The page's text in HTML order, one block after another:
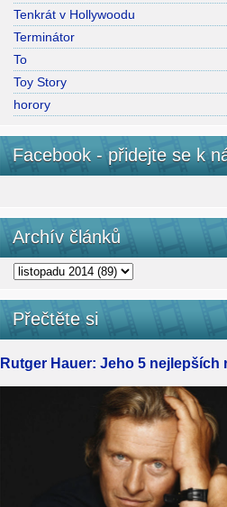
Tenkrát v Hollywoodu
Terminátor
To
Toy Story
horory
Facebook - přidejte se k
Archív článků
Přečtěte si
Rutger Hauer: Jeho 5 nejlepších